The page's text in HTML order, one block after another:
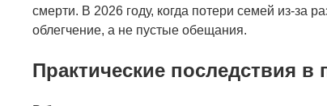
смерти. В 2026 году, когда потери семей из-за
облегчение, а не пустые обещания.
Практические последствия